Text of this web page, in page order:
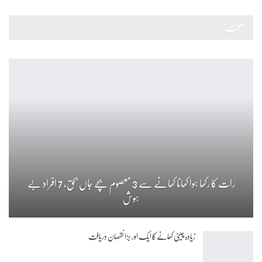
رات کا رکھا ہوا کھانا کھانے سے 3 معصوم بچے جاں بحق، 7 افراد بے
ہوش
زیادہ چینی کھانے کا ایک اور بڑا نقصان دریافت